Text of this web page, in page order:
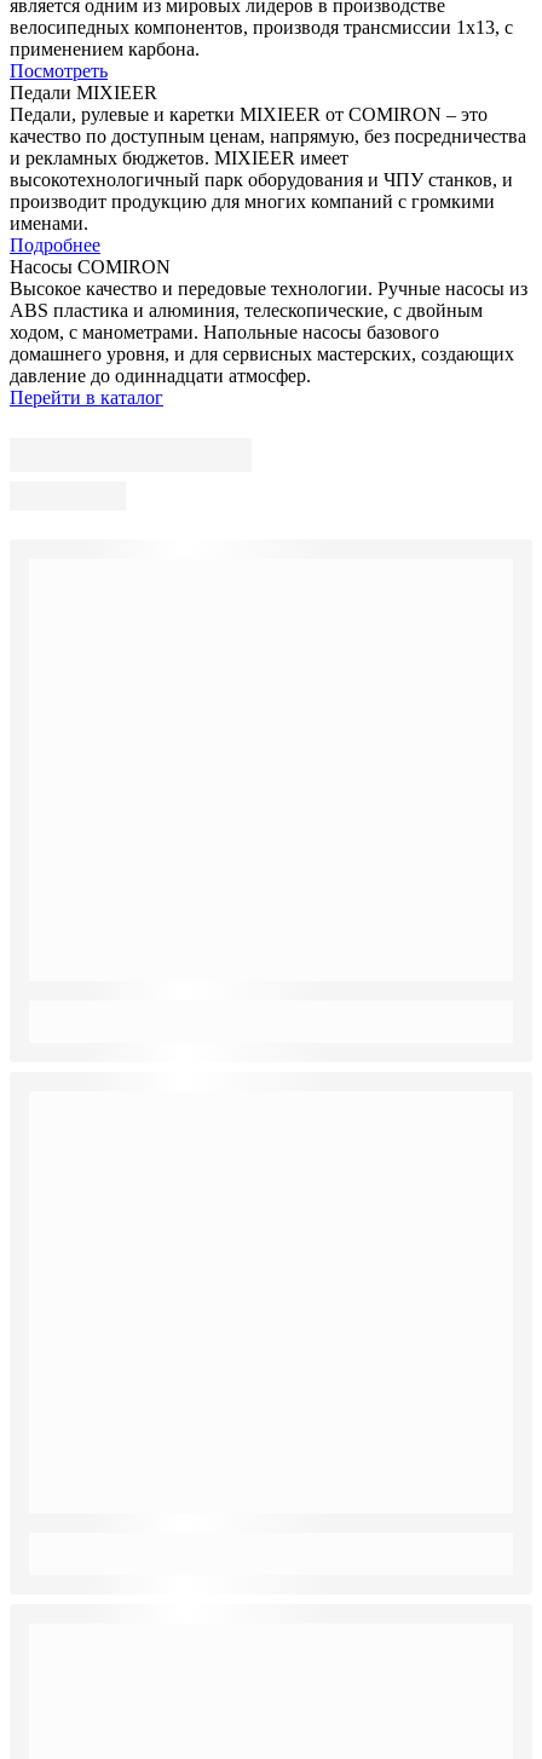
является одним из мировых лидеров в производстве
велосипедных компонентов, производя трансмиссии 1х13, с
применением карбона.
Посмотреть
Педали MIXIEER
Педали, рулевые и каретки MIXIEER от COMIRON – это
качество по доступным ценам, напрямую, без посредничества
и рекламных бюджетов. MIXIEER имеет
высокотехнологичный парк оборудования и ЧПУ станков, и
производит продукцию для многих компаний с громкими
именами.
Подробнее
Насосы COMIRON
Высокое качество и передовые технологии. Ручные насосы из
ABS пластика и алюминия, телескопические, с двойным
ходом, с манометрами. Напольные насосы базового
домашнего уровня, и для сервисных мастерских, создающих
давление до одиннадцати атмосфер.
Перейти в каталог